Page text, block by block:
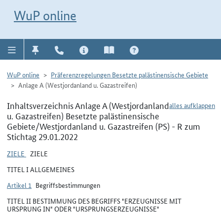
WuP online
WuP online
Präferenzregelungen Besetzte palästinensische Gebiete
Anlage A (Westjordanland u. Gazastreifen)
alles aufklappen
Inhaltsverzeichnis Anlage A (Westjordanland
u. Gazastreifen) Besetzte palästinensische
Gebiete/Westjordanland u. Gazastreifen (PS) - R zum
Stichtag 29.01.2022
ZIELE ZIELE
TITEL I ALLGEMEINES
Artikel 1 Begriffsbestimmungen
TITEL II BESTIMMUNG DES BEGRIFFS "ERZEUGNISSE MIT
URSPRUNG IN" ODER "URSPRUNGSERZEUGNISSE"